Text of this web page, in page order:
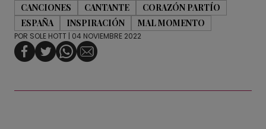
CANCIONES
CANTANTE
CORAZÓN PARTÍO
ESPAÑA
INSPIRACIÓN MAL MOMENTO
POR SOLE HOTT | 04 NOVIEMBRE 2022